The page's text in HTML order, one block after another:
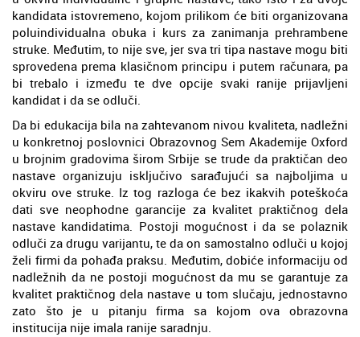
kandidata istovremeno, kojom prilikom će biti organizovana
poluindividualna obuka i kurs za zanimanja prehrambene
struke. Međutim, to nije sve, jer sva tri tipa nastave mogu biti
sprovedena prema klasičnom principu i putem računara, pa
bi trebalo i između te dve opcije svaki ranije prijavljeni
kandidat i da se odluči.
Da bi edukacija bila na zahtevanom nivou kvaliteta, nadležni
u konkretnoj poslovnici Obrazovnog Sem Akademije Oxford
u brojnim gradovima širom Srbije se trude da praktičan deo
nastave organizuju isključivo sarađujući sa najboljima u
okviru ove struke. Iz tog razloga će bez ikakvih poteškoća
dati sve neophodne garancije za kvalitet praktičnog dela
nastave kandidatima. Postoji mogućnost i da se polaznik
odluči za drugu varijantu, te da on samostalno odluči u kojoj
želi firmi da pohađa praksu. Međutim, dobiće informaciju od
nadležnih da ne postoji mogućnost da mu se garantuje za
kvalitet praktičnog dela nastave u tom slučaju, jednostavno
zato što je u pitanju firma sa kojom ova obrazovna
institucija nije imala ranije saradnju.